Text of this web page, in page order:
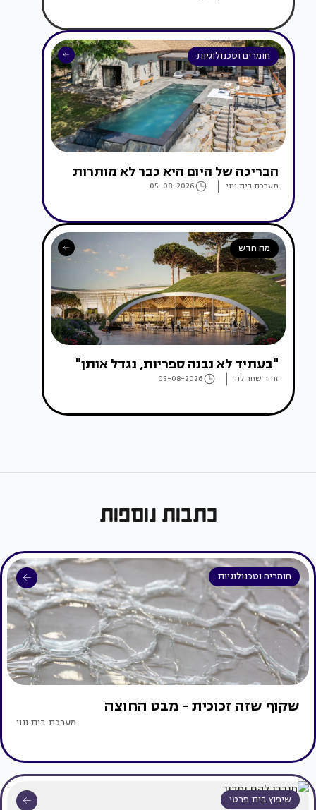
חומרים וטכנולוגיות
הבריכה של היום היא כבר לא מותרות
מערכת בית ונוי 05-08-2026
מה חדש
"בעתיד לא נבנה ספריות, נגדל אותן"
זוהר שחר לוי 05-08-2026
כתבות נוספות
חומרים וטכנולוגיות
שקוף שזה זכוכית - מבט החוצה
מערכת בית ונוי
שיפוץ בית פרטי